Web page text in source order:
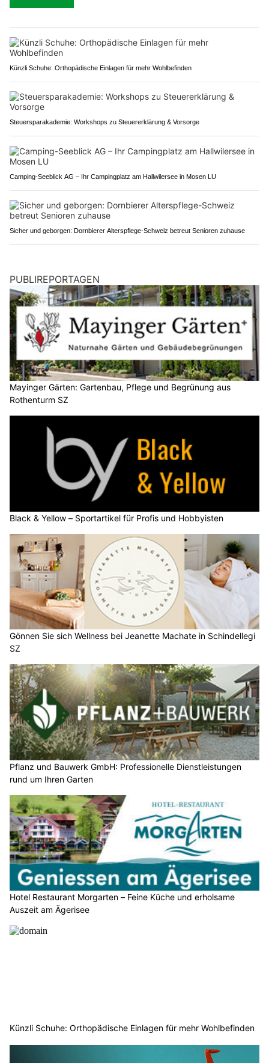
Künzli Schuhe: Orthopädische Einlagen für mehr Wohlbefinden
Steuersparakademie: Workshops zu Steuererklärung & Vorsorge
Camping-Seeblick AG – Ihr Campingplatz am Hallwilersee in Mosen LU
Sicher und geborgen: Dornbierer Alterspflege-Schweiz betreut Senioren zuhause
PUBLIREPORTAGEN
Mayinger Gärten: Gartenbau, Pflege und Begrünung aus
Rothenturm SZ
Black & Yellow – Sportartikel für Profis und Hobbyisten
Gönnen Sie sich Wellness bei Jeanette Machate in Schindellegi
SZ
Pflanz und Bauwerk GmbH: Professionelle Dienstleistungen
rund um Ihren Garten
Hotel Restaurant Morgarten – Feine Küche und erholsame
Auszeit am Ägerisee
Künzli Schuhe: Orthopädische Einlagen für mehr Wohlbefinden